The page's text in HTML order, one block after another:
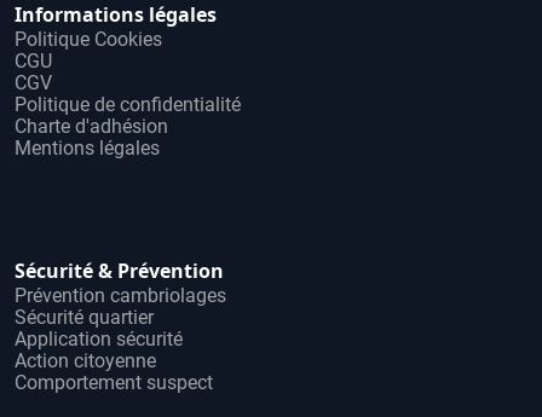
Informations légales
Politique Cookies
CGU
CGV
Politique de confidentialité
Charte d'adhésion
Mentions légales
Sécurité & Prévention
Prévention cambriolages
Sécurité quartier
Application sécurité
Action citoyenne
Comportement suspect